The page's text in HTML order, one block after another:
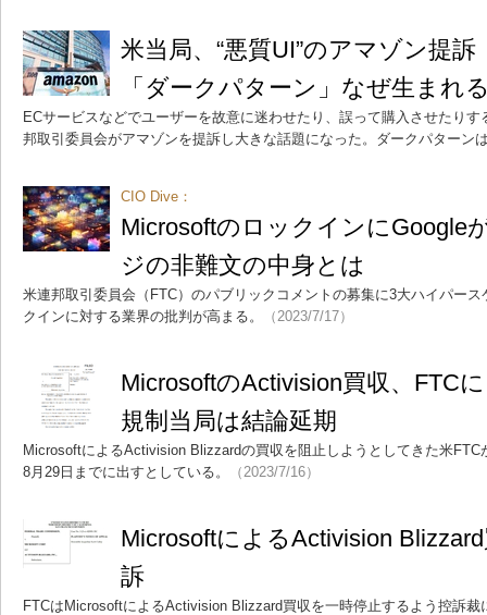
米当局、“悪質UI”のアマゾン提
「ダークパターン」なぜ生まれ
ECサービスなどでユーザーを故意に迷わせたり、誤って購入させたり
邦取引委員会がアマゾンを提訴し大きな話題になった。ダークパターン
CIO Dive：
MicrosoftのロックインにGoogle
ジの非難文の中身とは
米連邦取引委員会（FTC）のパブリックコメントの募集に3大ハイパー
クインに対する業界の批判が高まる。
（2023/7/17）
MicrosoftのActivision買収、FTC
規制当局は結論延期
MicrosoftによるActivision Blizzardの買収を阻止しようとしてきた米
8月29日までに出すとしている。
（2023/7/16）
MicrosoftによるActivision
訴
FTCはMicrosoftによるActivision Blizzard買収を一時停止するよう控訴